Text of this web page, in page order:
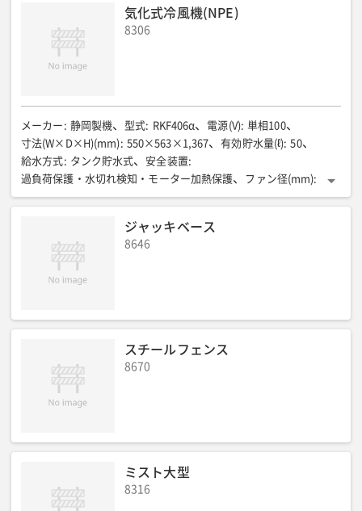
気化式冷風機(NPE)
8306
メーカー : 静岡製機 型式: RKF406α 電源(V): 単相100
寸法(W×D×H)(mm): 550×563×1,367 有効貯水量(ℓ): 50
給水方式: タンク貯水式 安全装置:
過負荷保護・水切れ検知・モーター加熱保護
ファン径(mm):
400
質量(kg): 51 風向・風量:
冷房能力(50Hz/60Hz)(kW): 3.9/4.4 消費電力(50Hz/60Hz)(W)
178/245
最大風量(50Hz/60Hz)(㎥/min)
ジャッキベース
8646
スチールフェンス
8670
ミスト大型
8316